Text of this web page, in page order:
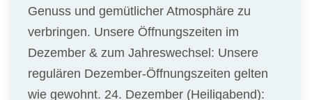
Genuss und gemütlicher Atmosphäre zu
verbringen. Unsere Öffnungszeiten im
Dezember & zum Jahreswechsel: Unsere
regulären Dezember-Öffnungszeiten gelten
wie gewohnt. 24. Dezember (Heiligabend):